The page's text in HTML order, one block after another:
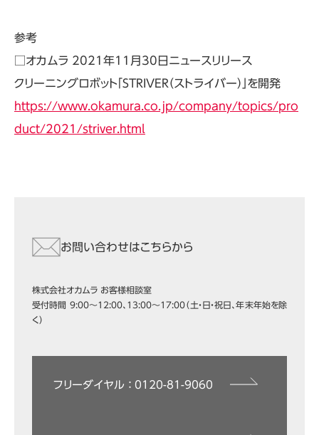
参考
□オカムラ 2021年11月30日ニュースリリース
クリーニングロボット「STRIVER（ストライバー）」を開発
https://www.okamura.co.jp/company/topics/pro
duct/2021/striver.html
お問い合わせはこちらから
株式会社オカムラ お客様相談室
受付時間 9:00～12:00、13:00～17:00（土・日・祝日、年末年始を除
く）
フリーダイヤル ： 0120-81-9060